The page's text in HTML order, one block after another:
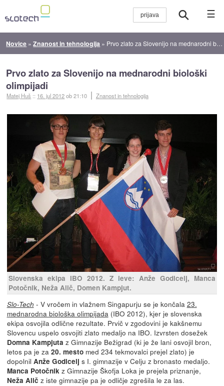
☰
Novice »Znanost in tehnologija » Prvo zlato za Slovenijo na mednarodni biološki olimpijadi
Prvo zlato za Slovenijo na mednarodni biološki
olimpijadi
Matej Huš :: 16. jul 2012ob 21:10 Znanost in tehnologija
Slovenska ekipa IBO 2012. Z leve: Anže Godicelj, Manca
Potočnik, Neža Alič, Domen Kampjut.
Slo-Tech - V vročem in vlažnem Singapurju se je končala 23.
mednarodna biološka olimpijada(IBO 2012), kjer je slovenska
ekipa osvojila odlične rezultate. Prvič v zgodovini je kakšnemu
Slovencu uspelo osvojiti zlato medaljo na IBO. Izvrsten dosežek
Domna Kampjuta z Gimnazije Bežigrad (ki je že lani osvojil bron,
letos pa je za 20. mestomed 234 tekmovalci prejel zlato) je
dopolnil Anže Godicelj s I. gimnazije v Celju z bronasto medaljo.
Manca Potočnikz Gimnazije Škofja Loka je prejela priznanje,
Neža Alič z iste gimnazije pa je odličje zgrešila le za las.